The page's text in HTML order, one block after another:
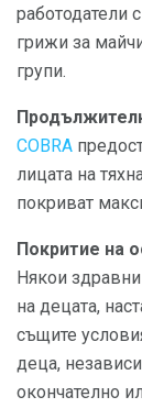
работодатели
грижи за
групи.
COBRA
лицата на
покриват
Покритие на
Някои
на децата,
същите
деца,
окончателно